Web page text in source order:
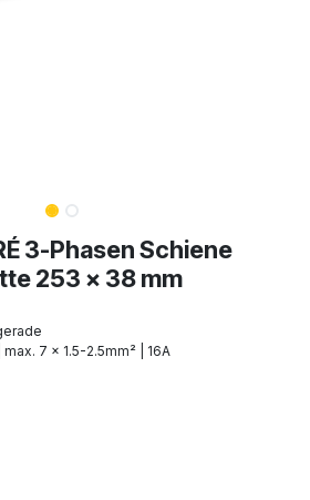
3-Phasen Schiene
253 x 38 mm
7 x 1.5-2.5mm² | 16A